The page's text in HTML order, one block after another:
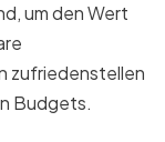
um den Wert
zufriedenstellen
Budgets.